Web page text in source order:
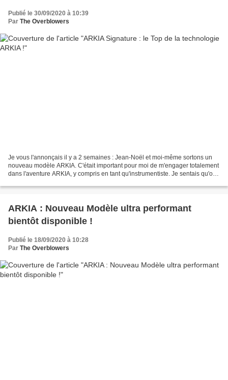
Publié le 30/09/2020 à 10:39
Par The Overblowers
Je vous l'annonçais il y a 2 semaines : Jean-Noël et moi-même sortons un
nouveau modèle ARKIA. C'était important pour moi de m'engager totalement
dans l'aventure ARKIA, y compris en tant qu'instrumentiste. Je sentais qu'on
ARKIA : Nouveau Modèle ultra performant
bientôt disponible !
Publié le 18/09/2020 à 10:28
Par The Overblowers